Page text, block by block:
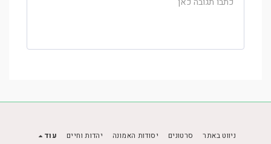
ניווט באתר סרטונים יסודות האמונה יהדות וחיים עוד